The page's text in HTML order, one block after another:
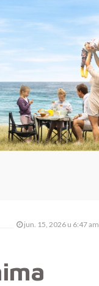
jun. 15, 2026 u 6:47 am